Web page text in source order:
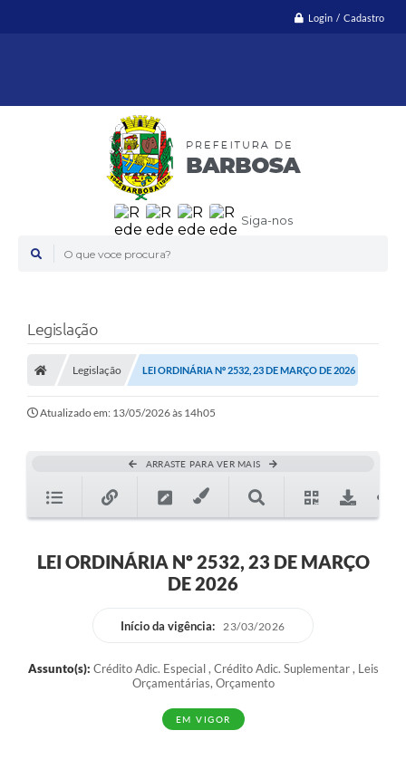
Login / Cadastro
Siga-nos
O que voce procura?
Legislação
Legislação LEI ORDINÁRIA Nº 2532, 23 DE MARÇO DE 2026
Atualizado em: 13/05/2026 às 14h05
ARRASTE PARA VER MAIS
LEI ORDINÁRIA Nº 2532, 23 DE MARÇO
DE 2026
Início da vigência: 23/03/2026
Assunto(s): Crédito Adic. Especial , Crédito Adic. Suplementar , Leis
Orçamentárias, Orçamento
EM VIGOR